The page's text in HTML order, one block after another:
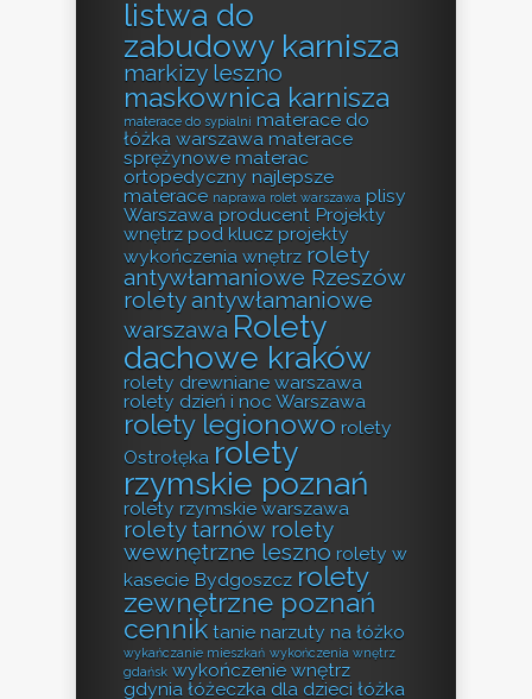
listwa do
zabudowy karnisza
markizy leszno
maskownica karnisza
materace do sypialni materace do
łóżka warszawa materace
sprężynowe materac
ortopedyczny najlepsze
materace naprawa rolet warszawa plisy
Warszawa producent Projekty
wnętrz pod klucz projekty
wykończenia wnętrz rolety
antywłamaniowe Rzeszów
rolety antywłamaniowe
warszawa Rolety
dachowe kraków
rolety drewniane warszawa
rolety dzień i noc Warszawa
rolety legionowo rolety
Ostrołęka rolety
rzymskie poznań
rolety rzymskie warszawa
rolety tarnów rolety
wewnętrzne leszno rolety w
kasecie Bydgoszcz rolety
zewnętrzne poznań
cennik tanie narzuty na łóżko
wykańczanie mieszkań wykończenia wnętrz
gdańsk wykończenie wnętrz
gdynia łóżeczka dla dzieci łóżka